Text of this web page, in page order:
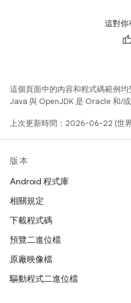
這對你
這個頁面中的內容和程式碼範例均
Java 與 OpenJDK 是 Oracle 和/
上次更新時間：2026-06-22 (世界
版本
Android 程式庫
相關規定
下載程式碼
預覽二進位檔
原廠映像檔
驅動程式二進位檔